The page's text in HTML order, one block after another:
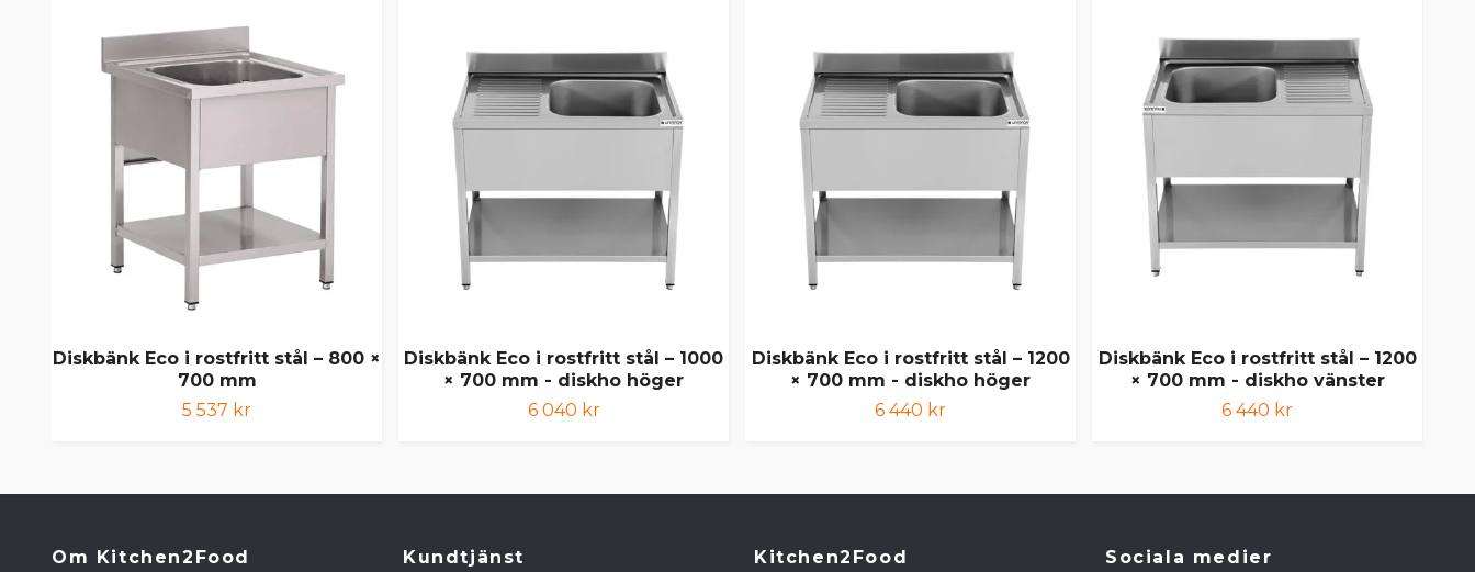
Diskbänk Eco i rostfritt stål – 800 ×
700 mm
5 537 kr
Diskbänk Eco i rostfritt stål – 1000
× 700 mm - diskho höger
6 040 kr
Diskbänk Eco i rostfritt stål – 1200
× 700 mm - diskho höger
6 440 kr
Diskbänk Eco i rostfritt stål – 1200
× 700 mm - diskho vänster
6 440 kr
Om Kitchen2Food Kundtjänst Kitchen2Food Sociala medier